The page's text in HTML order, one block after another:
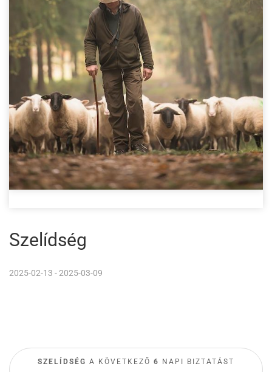
Szelídség
2025-02-13 - 2025-03-09
SZELÍDSÉG A KÖVETKEZŐ 6
NAPI BIZTATÁST